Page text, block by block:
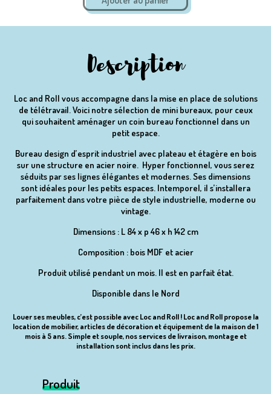
Description
Loc and Roll vous accompagne dans la mise en place de solutions
de télétravail. Voici notre sélection de mini bureaux, pour ceux
qui souhaitent aménager un coin bureau fonctionnel dans un
petit espace.
Bureau design d’esprit industriel avec plateau et étagère en bois
sur une structure en acier noire. Hyper fonctionnel, vous serez
séduits par ses lignes élégantes et modernes. Ses dimensions
sont idéales pour les petits espaces. Intemporel, il s’installera
parfaitement dans votre pièce de style industrielle, moderne ou
vintage.
Dimensions : L 84 x p 46 x h 142 cm
Composition : bois MDF et acier
Produit utilisé pendant un mois. Il est en parfait état.
Disponible dans le Nord
Louer ses meubles, c’est possible avec Loc and Roll ! Loc and Roll propose la
location de mobilier, articles de décoration et équipement de la maison de 1
mois à 5 ans. Simple et souple, nos services de livraison, montage et
installation sont inclus dans les prix.
Produit